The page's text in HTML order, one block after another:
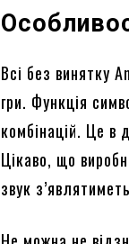
Всі без винятку
гри. Функція
комбінацій. Це в
Цікаво, що
звук